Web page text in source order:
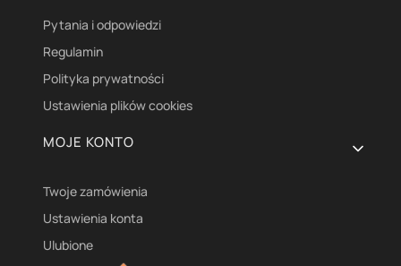
Pytania i odpowiedzi
Regulamin
Polityka prywatności
Ustawienia plików cookies
MOJE KONTO
Twoje zamówienia
Ustawienia konta
Ulubione